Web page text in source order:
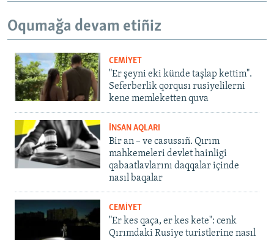
Oqumağa devam etiñiz
CEMİYET
"Er şeyni eki künde taşlap kettim".
Seferberlik qorqusı rusiyelilerni
kene memleketten quva
İNSAN AQLARI
Bir an – ve casussıñ. Qırım
mahkemeleri devlet hainligi
qabaatlavlarını daqqalar içinde
nasıl baqalar
CEMİYET
"Er kes qaça, er kes kete": cenk
Qırımdaki Rusiye turistlerine nasıl